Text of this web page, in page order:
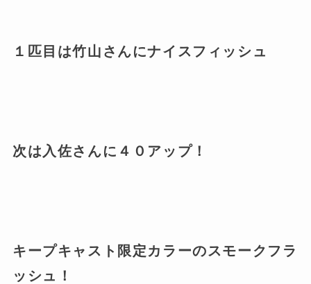
１匹目は竹山さんにナイスフィッシュ
次は入佐さんに４０アップ！
キープキャスト限定カラーのスモークフラ
ッシュ！